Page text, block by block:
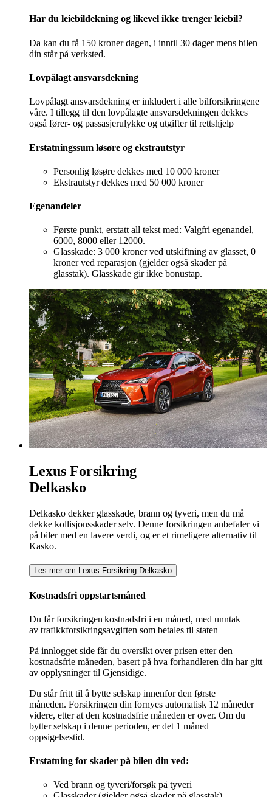
Har du leiebildekning og likevel ikke trenger leiebil?
Da kan du få 150 kroner dagen, i inntil 30 dager mens bilen
din står på verksted.
Lovpålagt ansvarsdekning
Lovpålagt ansvarsdekning er inkludert i alle bilforsikringene
våre. I tillegg til den lovpålagte ansvarsdekningen dekkes
også fører- og passasjerulykke og utgifter til rettshjelp
Erstatningssum løsøre og ekstrautstyr
Personlig løsøre dekkes med 10 000 kroner
Ekstrautstyr dekkes med 50 000 kroner
Egenandeler
Første punkt, erstatt all tekst med: Valgfri egenandel,
6000, 8000 eller 12000.
Glasskade: 3 000 kroner ved utskiftning av glasset, 0
kroner ved reparasjon (gjelder også skader på
glasstak). Glasskade gir ikke bonustap.
Lexus Forsikring
Delkasko
Delkasko dekker glasskade, brann og tyveri, men du må
dekke kollisjonsskader selv. Denne forsikringen anbefaler vi
på biler med en lavere verdi, og er et rimeligere alternativ til
Kasko.
Les mer om Lexus Forsikring Delkasko
Kostnadsfri oppstartsmåned
Du får forsikringen kostnadsfri i en måned, med unntak
av trafikkforsikringsavgiften som betales til staten
På innlogget side får du oversikt over prisen etter den
kostnadsfrie måneden, basert på hva forhandleren din har gitt
av opplysninger til Gjensidige.
Du står fritt til å bytte selskap innenfor den første
måneden. Forsikringen din fornyes automatisk 12 måneder
videre, etter at den kostnadsfrie måneden er over. Om du
bytter selskap i denne perioden, er det 1 måned
oppsigelsestid.
Erstatning for skader på bilen din ved:
Ved brann og tyveri/forsøk på tyveri